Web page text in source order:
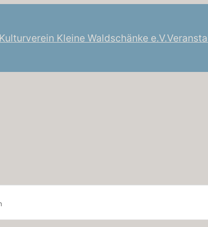
Kulturverein Kleine Waldschänke e.V.